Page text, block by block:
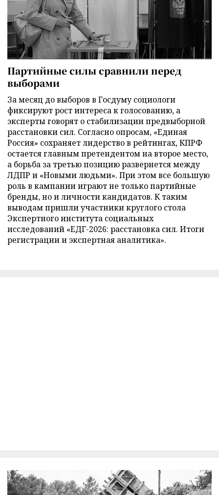
Партийные силы сравнили перед
выборами
За месяц до выборов в Госдуму социологи
фиксируют рост интереса к голосованию, а
эксперты говорят о стабилизации предвыборной
расстановки сил. Согласно опросам, «Единая
Россия» сохраняет лидерство в рейтингах, КПРФ
остается главным претендентом на второе место,
а борьба за третью позицию развернется между
ЛДПР и «Новыми людьми». При этом все большую
роль в кампании играют не только партийные
бренды, но и личности кандидатов. К таким
выводам пришли участники круглого стола
Экспертного института социальных
исследований «ЕДГ-2026: расстановка сил. Итоги
регистрации и экспертная аналитика».